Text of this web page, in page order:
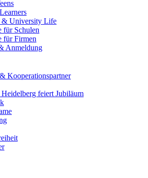
& University Life
für Schulen
für Firmen
Anmeldung
Kooperationspartner
feiert Jubiläum